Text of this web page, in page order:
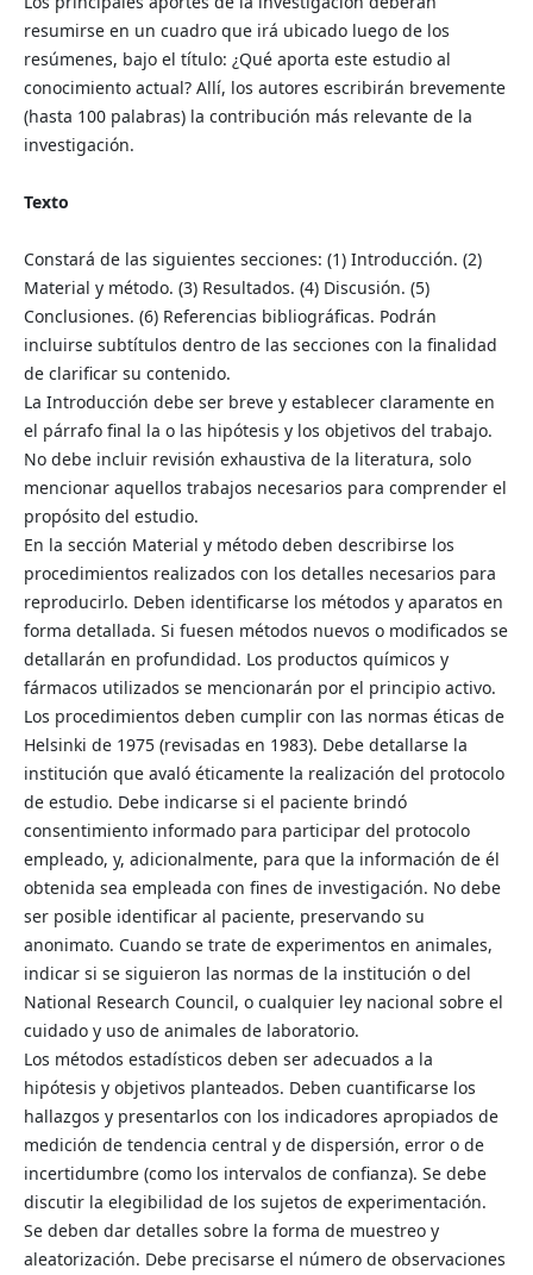
resumirse en un cuadro que irá ubicado luego de los
resúmenes, bajo el título: ¿Qué aporta este estudio al
conocimiento actual? Allí, los autores escribirán brevemente
(hasta 100 palabras) la contribución más relevante de la
investigación.
Texto
Constará de las siguientes secciones: (1) Introducción. (2)
Material y método. (3) Resultados. (4) Discusión. (5)
Conclusiones. (6) Referencias bibliográficas. Podrán
incluirse subtítulos dentro de las secciones con la finalidad
de clarificar su contenido.
La Introducción debe ser breve y establecer claramente en
el párrafo final la o las hipótesis y los objetivos del trabajo.
No debe incluir revisión exhaustiva de la literatura, solo
mencionar aquellos trabajos necesarios para comprender el
propósito del estudio.
En la sección Material y método deben describirse los
procedimientos realizados con los detalles necesarios para
reproducirlo. Deben identificarse los métodos y aparatos en
forma detallada. Si fuesen métodos nuevos o modificados se
detallarán en profundidad. Los productos químicos y
fármacos utilizados se mencionarán por el principio activo.
Los procedimientos deben cumplir con las normas éticas de
Helsinki de 1975 (revisadas en 1983). Debe detallarse la
institución que avaló éticamente la realización del protocolo
de estudio. Debe indicarse si el paciente brindó
consentimiento informado para participar del protocolo
empleado, y, adicionalmente, para que la información de él
obtenida sea empleada con fines de investigación. No debe
ser posible identificar al paciente, preservando su
anonimato. Cuando se trate de experimentos en animales,
indicar si se siguieron las normas de la institución o del
National Research Council, o cualquier ley nacional sobre el
cuidado y uso de animales de laboratorio.
Los métodos estadísticos deben ser adecuados a la
hipótesis y objetivos planteados. Deben cuantificarse los
hallazgos y presentarlos con los indicadores apropiados de
medición de tendencia central y de dispersión, error o de
incertidumbre (como los intervalos de confianza). Se debe
discutir la elegibilidad de los sujetos de experimentación.
Se deben dar detalles sobre la forma de muestreo y
aleatorización. Debe precisarse el número de observaciones